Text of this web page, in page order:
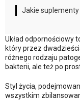
Jakie
Układ odpornościowy
który przez
różnego rodzaju
bakterii, ale też po
Styl życia,
wszystkim